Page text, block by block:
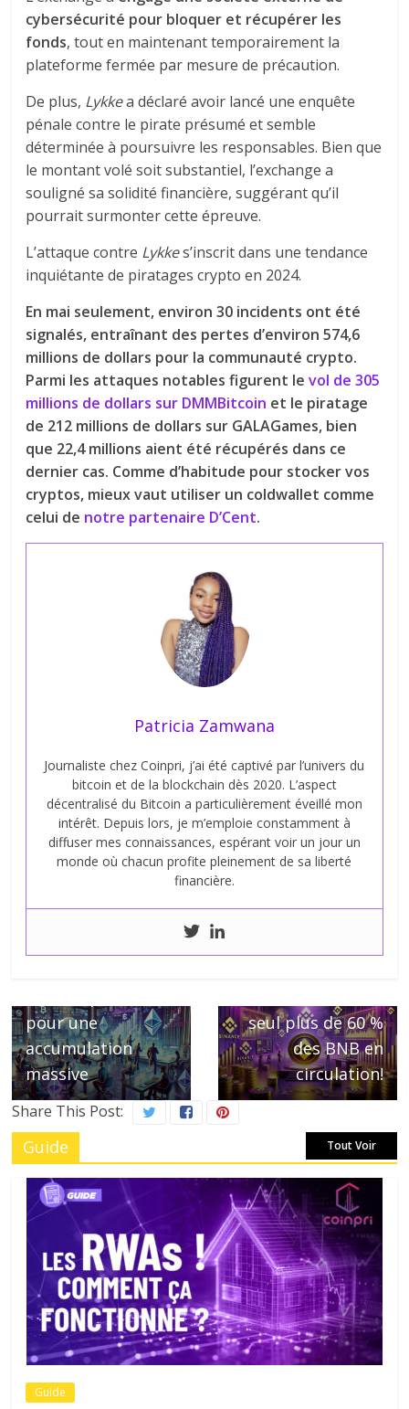
cybersécurité pour bloquer et récupérer les
fonds, tout en maintenant temporairement la
plateforme fermée par mesure de précaution.
De plus, Lykkea déclaré avoir lancé une enquête
pénale contre le pirate présumé et semble
déterminée à poursuivre les responsables. Bien que
le montant volé soit substantiel, l’exchange a
souligné sa solidité financière, suggérant qu’il
pourrait surmonter cette épreuve.
L’attaque contre Lykkes’inscrit dans une tendance
inquiétante de piratages crypto en 2024.
En mai seulement, environ 30 incidents ont été
signalés, entraînant des pertes d’environ 574,6
millions de dollars pour la communauté crypto.
Parmi les attaques notables figurent levol de 305
millions de dollars sur DMMBitcoin et le piratage
de 212 millions de dollars sur GALAGames, bien
que 22,4 millions aient été récupérés dans ce
dernier cas. Comme d’habitude pour stocker vos
cryptos, mieux vaut utiliser un coldwallet comme
celui de notre partenaire D’Cent.
Patricia Zamwana
Journaliste chez Coinpri, j’ai été captivé par l’univers du
bitcoin et de la blockchain dès 2020. L’aspect
décentralisé du Bitcoin a particulièrement éveillé mon
intérêt. Depuis lors, je m’emploie constamment à
diffuser mes connaissances, espérant voir un jour un
monde où chacun profite pleinement de sa liberté
financière.
pour une
accumulation
massive
seul plus de 60 %
des BNB en
circulation!
Share This Post:
Guide Tout Voir
Guide